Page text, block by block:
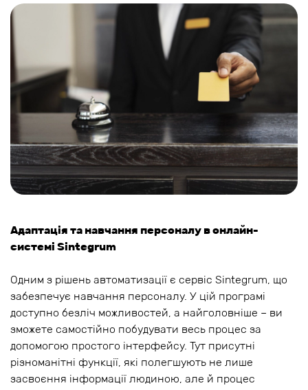
Адаптація та навчання персоналу в онлайн-
системі Sintegrum
Одним з рішень автоматизації є сервіс Sintegrum, що
забезпечує навчання персоналу. У цій програмі
доступно безліч можливостей, а найголовніше – ви
зможете самостійно побудувати весь процес за
допомогою простого інтерфейсу. Тут присутні
різноманітні функції, які полегшують не лише
засвоєння інформації людиною, але й процес